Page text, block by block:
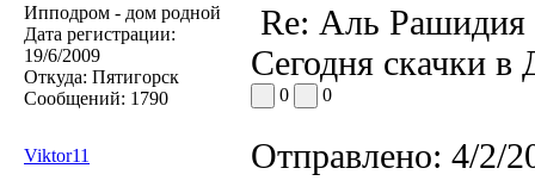
Ипподром - дом родной
Дата регистрации:
19/6/2009
Откуда: Пятигорск
Сообщений: 1790
Re: Аль Рашидия
Сегодня скачки
0 0
Viktor11 Отправлено: 4/2/